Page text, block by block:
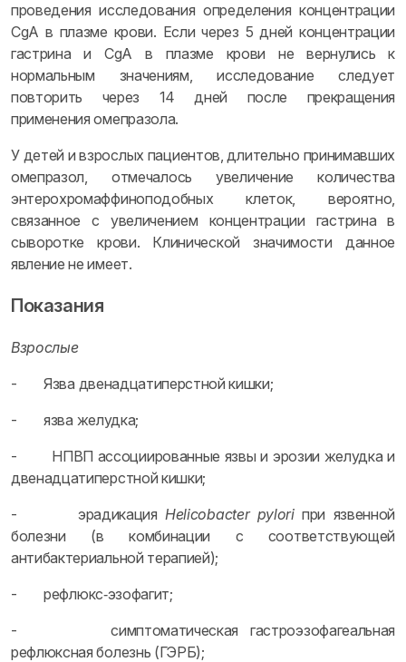
проведения исследования определения концентрации
CgA в плазме крови. Если через 5 дней концентрации
гастрина и CgA в плазме крови не вернулись к
нормальным значениям, исследование следует
повторить через 14 дней после прекращения
применения омепразола.
У детей и взрослых пациентов, длительно принимавших
омепразол, отмечалось увеличение количества
энтерохромаффиноподобных клеток, вероятно,
связанное с увеличением концентрации гастрина в
сыворотке крови. Клинической значимости данное
явление не имеет.
Показания
Взрослые
- Язва двенадцатиперстной кишки;
- язва желудка;
- НПВП ассоциированные язвы и эрозии желудка и
двенадцатиперстной кишки;
- эрадикацияHelicobacter pyloriпри язвенной
болезни (в комбинации с соответствующей
антибактериальной терапией);
- рефлюкс‑эзофагит;
- симптоматическая гастроэзофагеальная
рефлюксная болезнь (ГЭРБ);